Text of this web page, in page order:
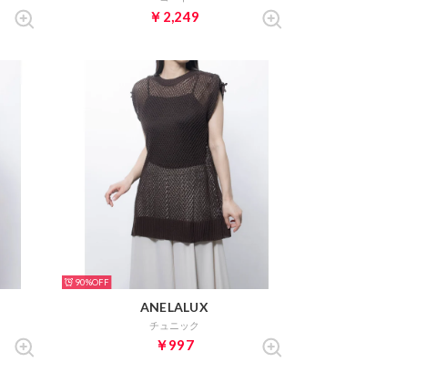
￥2,249
90%
ANELALUX
チュニック
￥997